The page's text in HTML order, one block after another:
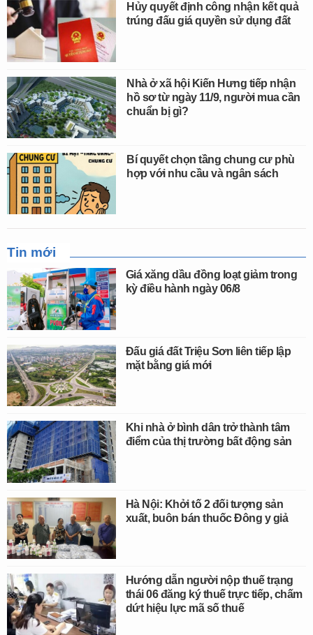
Hủy quyết định công nhận kết quả
trúng đấu giá quyền sử dụng đất
Nhà ở xã hội Kiến Hưng tiếp nhận
hồ sơ từ ngày 11/9, người mua cần
chuẩn bị gì?
Bí quyết chọn tầng chung cư phù
hợp với nhu cầu và ngân sách
Tin mới
Giá xăng dầu đồng loạt giảm trong
kỳ điều hành ngày 06/8
Đấu giá đất Triệu Sơn liên tiếp lập
mặt bằng giá mới
Khi nhà ở bình dân trở thành tâm
điểm của thị trường bất động sản
Hà Nội: Khởi tố 2 đối tượng sản
xuất, buôn bán thuốc Đông y giả
Hướng dẫn người nộp thuế trạng
thái 06 đăng ký thuế trực tiếp, chấm
dứt hiệu lực mã số thuế